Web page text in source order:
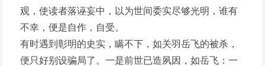
观，使读者落诬妄中，以为世间委实尽够光明，谁有
不幸，便是自作，自受。
有时遇到彰明的史实，瞒不下，如关羽岳飞的被杀，
便只好别设骗局了。一是前世已造夙因，如岳飞：一